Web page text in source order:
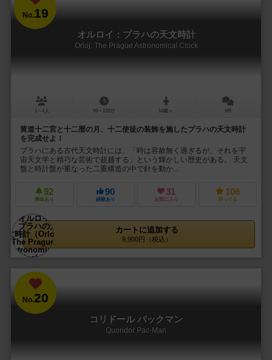
No.19
オルロイ：プラハの天文時計
Orloj: The Prague Astronomical Clock
1～4人 60～120分 14歳～ 8件
黄道十二宮と十二暦の月、十二使徒の装飾を施したプラハの天文時計
を完成せよ！
プラハにある古代天文時計には、「時は容赦無く過ぎるが、それを宇
宙天文学と精巧な芸術で超越する」という輝かしい歴史がある。 天文
盤と時計盤が重なった二重構造の中で針を動か...
92
興味あり
90
経験あり
31
お気に入り
106
持ってる
カートに追加する
9,900円（税込）
No.20
コリドール パックマン
Quoridor Pac-Man